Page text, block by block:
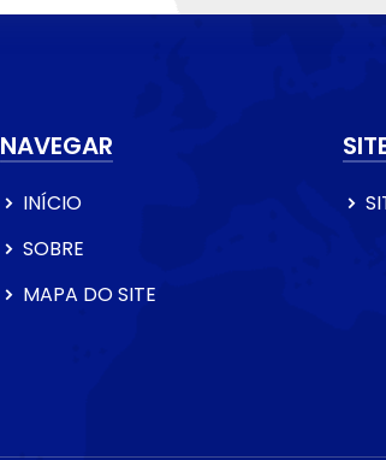
NAVEGAR
INÍCIO
SOBRE
MAPA DO SITE